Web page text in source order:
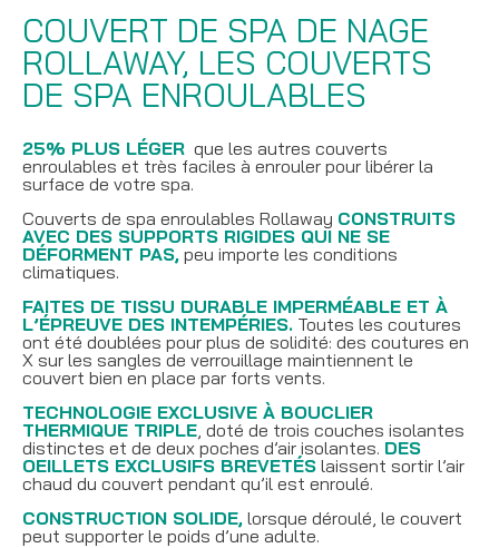
COUVERT DE SPA DE NAGE
ROLLAWAY, LES COUVERTS
DE SPA ENROULABLES
25% PLUS LÉGER que les autres couverts
enroulables et très faciles à enrouler pour libérer la
surface de votre spa.
Couverts de spa enroulables Rollaway CONSTRUITS
AVEC DES SUPPORTS RIGIDES QUI NE SE
DÉFORMENT PAS, peu importe les conditions
climatiques.
FAITES DE TISSU DURABLE IMPERMÉABLE ET À
L’ÉPREUVE DES INTEMPÉRIES. Toutes les coutures
ont été doublées pour plus de solidité: des coutures en
X sur les sangles de verrouillage maintiennent le
couvert bien en place par forts vents.
TECHNOLOGIE EXCLUSIVE À BOUCLIER
THERMIQUE TRIPLE , doté de trois couches isolantes
distinctes et de deux poches d’air isolantes. DES
OEILLETS EXCLUSIFS BREVETÉS laissent sortir l’air
chaud du couvert pendant qu’il est enroulé.
CONSTRUCTION SOLIDE, lorsque déroulé, le couvert
peut supporter le poids d’une adulte.